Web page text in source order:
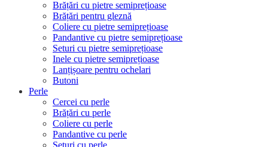
Brățări cu pietre semiprețioase
Brățări pentru gleznă
Coliere cu pietre semiprețioase
Pandantive cu pietre semiprețioase
Seturi cu pietre semiprețioase
Inele cu pietre semiprețioase
Lanțișoare pentru ochelari
Butoni
Perle
Cercei cu perle
Brățări cu perle
Coliere cu perle
Pandantive cu perle
Seturi cu perle